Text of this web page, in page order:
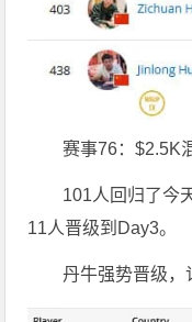
赛事76：$2.5K
101人回归了今
11人晋级到Day3。
丹牛强势晋级，